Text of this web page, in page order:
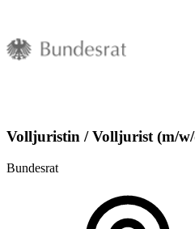
Volljuristin / Volljurist (m/
Bundesrat